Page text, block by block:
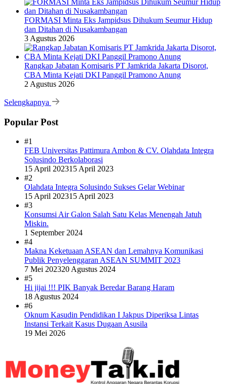
FORMASI Minta Eks Jampidsus Dihukum Seumur Hidup
dan Ditahan di Nusakambangan
3 Agustus 2026
Rangkap Jabatan Komisaris PT Jamkrida Jakarta Disorot,
CBA Minta Kejati DKI Panggil Pramono Anung
2 Agustus 2026
Selengkapnya
Popular Post
#1
FEB Universitas Pattimura Ambon & CV. Olahdata Integra
Solusindo Berkolaborasi
15 April 202315 April 2023
#2
Olahdata Integra Solusindo Sukses Gelar Webinar
15 April 202315 April 2023
#3
Konsumsi Air Galon Salah Satu Kelas Menengah Jatuh
Miskin.
1 September 2024
#4
Makna Keketuaan ASEAN dan Lemahnya Komunikasi
Publik Penyelenggaran ASEAN SUMMIT 2023
7 Mei 202320 Agustus 2024
#5
Hi jijai !!! PIK Banyak Beredar Barang Haram
18 Agustus 2024
#6
Oknum Kasudin Pendidikan I Jakpus Diperiksa Lintas
Instansi Terkait Kasus Dugaan Asusila
19 Mei 2026